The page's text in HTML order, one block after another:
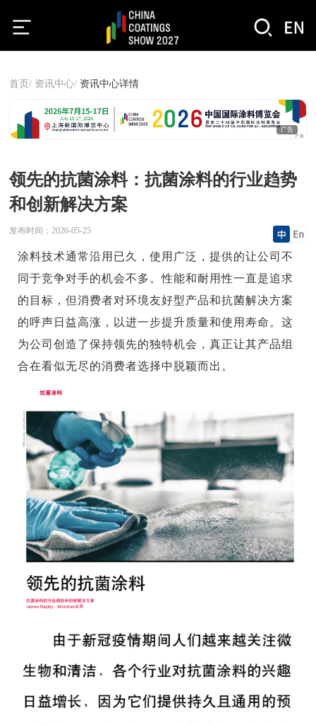
首页/ 资讯中心/ 资讯中心详情
广告
领先的抗菌涂料：抗菌涂料的行业趋势
和创新解决方案
发布时间： 2026-05-25
涂料技术通常沿用已久，使用广泛，提供的让公司不
同于竞争对手的机会不多。性能和耐用性一直是追求
的目标，但消费者对环境友好型产品和抗菌解决方案
的呼声日益高涨，以进一步提升质量和使用寿命。这
为公司创造了保持领先的独特机会，真正让其产品组
合在看似无尽的消费者选择中脱颖而出。